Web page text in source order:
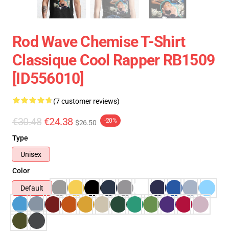
Rod Wave Chemise T-Shirt
Classique Cool Rapper RB1509
[ID556010]
(7 customer reviews)
€30.48 €24.38 $26.50 -20%
Type
Unisex
Color
Default